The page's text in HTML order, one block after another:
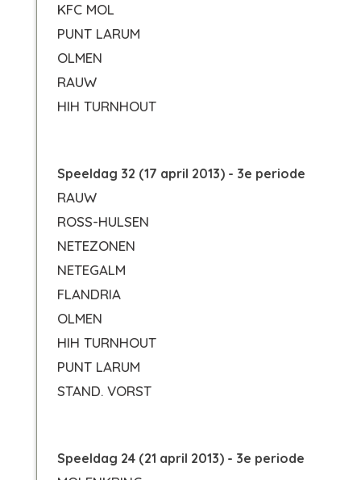
KFC MOL
PUNT LARUM
OLMEN
RAUW
HIH TURNHOUT
Speeldag 32 (17 april 2013) - 3e periode
RAUW
ROSS-HULSEN
NETEZONEN
NETEGALM
FLANDRIA
OLMEN
HIH TURNHOUT
PUNT LARUM
STAND. VORST
Speeldag 24 (21 april 2013) - 3e periode